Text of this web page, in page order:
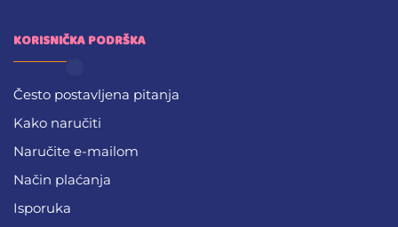
KORISNIČKA PODRŠKA
Često postavljena pitanja
Kako naručiti
Naručite e-mailom
Način plaćanja
Isporuka